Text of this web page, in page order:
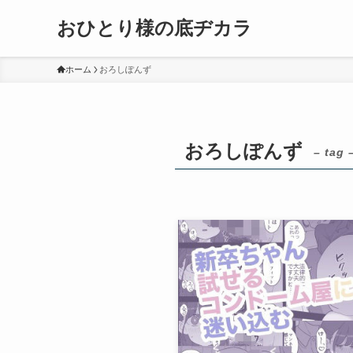
おひとり様の底ヂカラ
ホーム おろしぽんず
おろしぽんず – tag